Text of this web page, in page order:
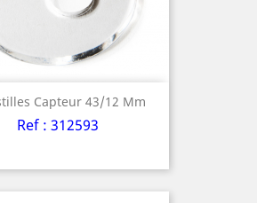
Capteur 43/12 Mm
Ref : 312593